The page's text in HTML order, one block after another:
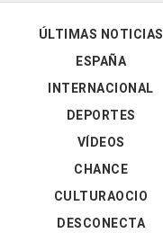
ÚLTIMAS NOTICIAS
ESPAÑA
INTERNACIONAL
DEPORTES
VÍDEOS
CHANCE
CULTURAOCIO
DESCONECTA